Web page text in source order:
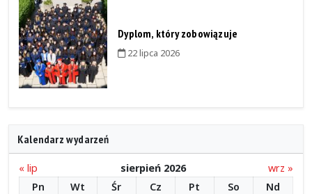
Dyplom, który zobowiązuje
22 lipca 2026
Kalendarz wydarzeń
« lip sierpień 2026
wrz »
Pn
Wt Śr Cz Pt So Nd